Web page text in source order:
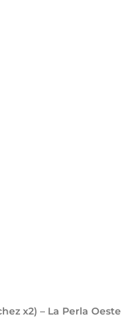
x2) – La Perla Oeste